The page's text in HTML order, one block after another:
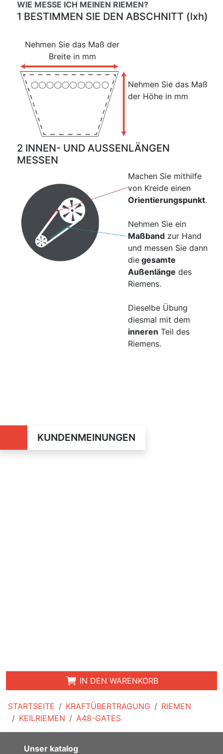
STARTSEITE KRAFTÜBERTRAGUNG
RIEMEN
KEILRIEMEN
A48-GATES
WIE MESSE ICH MEINEN RIEMEN?
1 BESTIMMEN SIE DEN ABSCHNITT (lxh)
Nehmen Sie das Maß der
Breite in mm
Nehmen Sie das Maß
der Höhe in mm
2 INNEN- UND AUSSENLÄNGEN
MESSEN
Machen Sie mithilfe
von Kreide einen
Orientierungspunkt.
Nehmen Sie ein
Maßbandzur Hand
und messen Sie dann
diegesamte
Außenlänge des
Riemens.
Dieselbe Übung
diesmal mit dem
inneren Teil des
Riemens.
KUNDENMEINUNGEN
IN DEN WARENKORB
Unser katalog